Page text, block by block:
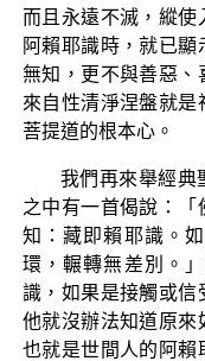
而且永遠不滅，縱
阿賴耶識時，就已顯
無知，更不與善惡、
來自性清淨涅盤就
菩提道的根本心。
我們再來舉經典
之中有一首偈說：「
知：藏即賴耶識。
環，輾轉無差別。
識，如果是接觸或信
他就沒辦法知道原來
也就是世間人的阿賴